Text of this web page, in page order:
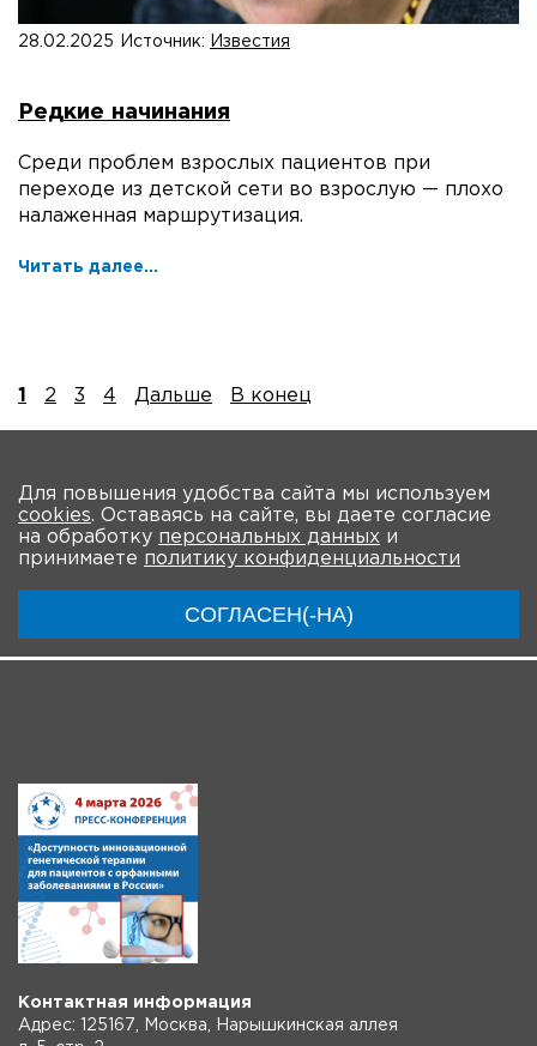
28.02.2025 Источник: Известия
Редкие начинания
Среди проблем взрослых пациентов при
переходе из детской сети во взрослую — плохо
налаженная маршрутизация.
Читать далее...
1 2 3 4 Дальше В конец
Для повышения удобства сайта мы используем
cookies. Оставаясь на сайте, вы даете согласие
на обработку персональных данных и
принимаете политику конфиденциальности
СОГЛАСЕН(-НА)
О мероприятии Новости Общая информация
Инструкции
Контактная информация
Адрес: 125167, Москва, Нарышкинская аллея